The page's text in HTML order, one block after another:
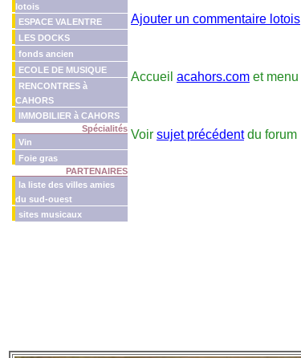
lotois
ESPACE VALENTRE
LES DOCKS
fonds ancien
ECOLE DE MUSIQUE
RENCONTRES à
CAHORS
IMMOBILIER à CAHORS
Spécialités
Vin
Foie gras
PARTENAIRES
la liste des villes amies
du sud-ouest
sites musicaux
Ajouter un commentaire lotois
Accueil acahors.com et menu
Voir sujet précédentdu forum